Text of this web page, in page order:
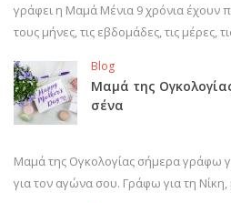
γράφει η Μαμά Μένια 9 χρόνια έχουν
τους μήνες, τις εβδομάδες, τις μέρες,
Blog
Μαμά της
σένα
Μαμά της Ογκολογίας σήμερα γράφω
για τον αγώνα σου. Γράφω για τη